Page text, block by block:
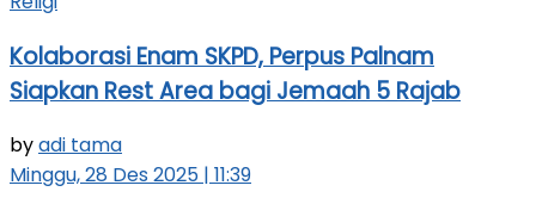
Kolaborasi Enam SKPD, Perpus Palnam
Siapkan Rest Area bagi Jemaah 5 Rajab
byadi tama
Minggu, 28 Des 2025 | 11:39